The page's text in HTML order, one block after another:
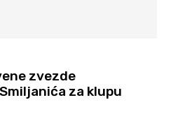
zvezde
za klupu